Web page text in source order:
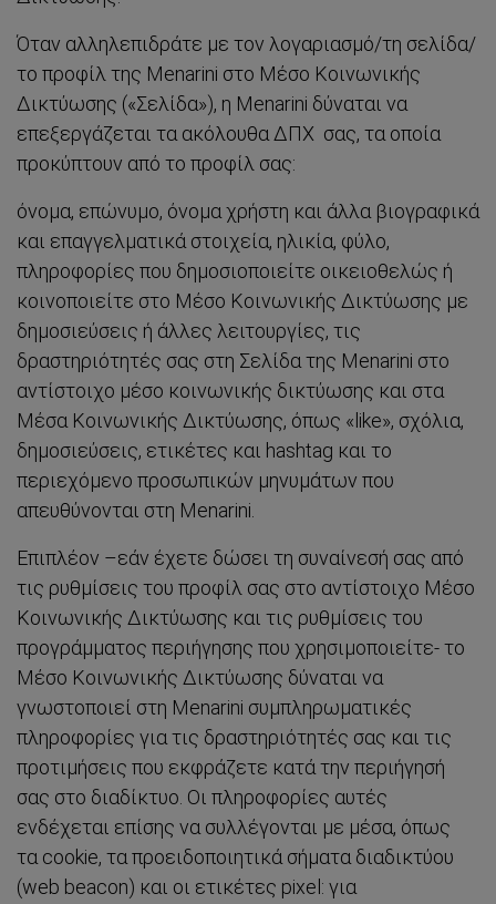
Όταν αλληλεπιδράτε με τον λογαριασμό/τη σελίδα/
το προφίλ της Menarini στο Μέσο Κοινωνικής
Δικτύωσης («Σελίδα»), η Menarini δύναται να
επεξεργάζεται τα ακόλουθα ΔΠΧ σας, τα οποία
προκύπτουν από το προφίλ σας:
όνομα, επώνυμο, όνομα χρήστη και άλλα βιογραφικά
και επαγγελματικά στοιχεία, ηλικία, φύλο,
πληροφορίες που δημοσιοποιείτε οικειοθελώς ή
κοινοποιείτε στο Μέσο Κοινωνικής Δικτύωσης με
δημοσιεύσεις ή άλλες λειτουργίες, τις
δραστηριότητές σας στη Σελίδα της Menarini στο
αντίστοιχο μέσο κοινωνικής δικτύωσης και στα
Μέσα Κοινωνικής Δικτύωσης, όπως «like», σχόλια,
δημοσιεύσεις, ετικέτες και hashtag και το
περιεχόμενο προσωπικών μηνυμάτων που
απευθύνονται στη Menarini.
Επιπλέον –εάν έχετε δώσει τη συναίνεσή σας από
τις ρυθμίσεις του προφίλ σας στο αντίστοιχο Μέσο
Κοινωνικής Δικτύωσης και τις ρυθμίσεις του
προγράμματος περιήγησης που χρησιμοποιείτε- το
Μέσο Κοινωνικής Δικτύωσης δύναται να
γνωστοποιεί στη Menarini συμπληρωματικές
πληροφορίες για τις δραστηριότητές σας και τις
προτιμήσεις που εκφράζετε κατά την περιήγησή
σας στο διαδίκτυο. Οι πληροφορίες αυτές
ενδέχεται επίσης να συλλέγονται με μέσα, όπως
τα cookie, τα προειδοποιητικά σήματα διαδικτύου
(web beacon) και οι ετικέτες pixel: για
Σύνδεση
Αρχική
Ανάγκες
Προϊόντα
Περιοδικό
ΒΡΕΙΤΕ ΤΟ ΚΑΤΑΛΛΗΛΟ ΠΡΟΪΟΝ ΓΙΑ ΕΣΑΣ